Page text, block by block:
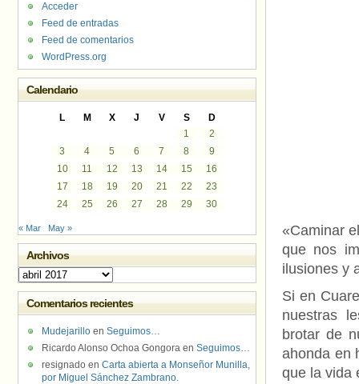
«Caminar
que nos
ilusiones y
Si en
nuestras
brotar de
ahonda en
que la vida
Acceder
Feed de entradas
Feed de comentarios
WordPress.org
Calendario
L M X J V S
D
1
2
3
4 5 6 7 8
9
10
11 12 13 14 15
16
17
18 19 20 21 22
23
24
25 26 27 28 29 30
« Mar May »
Archivos
Archivos
Comentarios recientes
Mudejarillo en Seguimos…
Ricardo Alonso Ochoa Gongora en Seguimos…
resignado en Carta abierta a Monseñor Munilla,
por Miguel Sánchez Zambrano.